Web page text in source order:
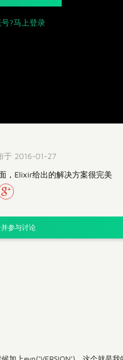
?马上登录
于 2016-01-27
，Elixir给出的解决方案很完美
参与讨论